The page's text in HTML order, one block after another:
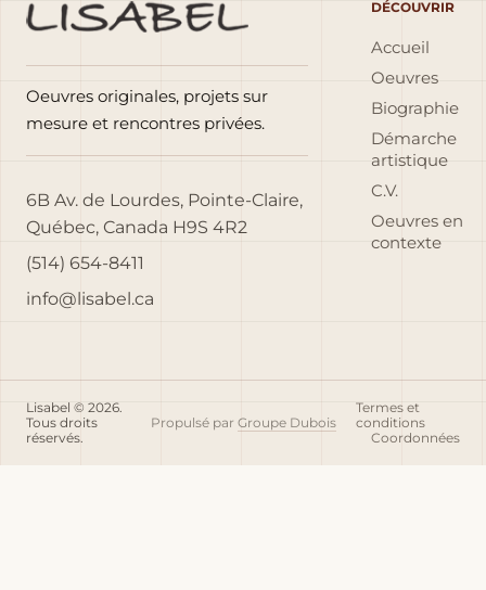
Oeuvres originales, projets sur
mesure et rencontres privées.
6B Av. de Lourdes, Pointe-Claire,
Québec, Canada H9S 4R2
(514) 654-8411
info@lisabel.ca
DÉCOUVRIR
Accueil
Oeuvres
Biographie
Démarche
artistique
C.V.
Oeuvres en
contexte
Lisabel © 2026.
Tous droits
réservés.
Propulsé par Groupe Dubois
Termes et
conditions
Coordonnées